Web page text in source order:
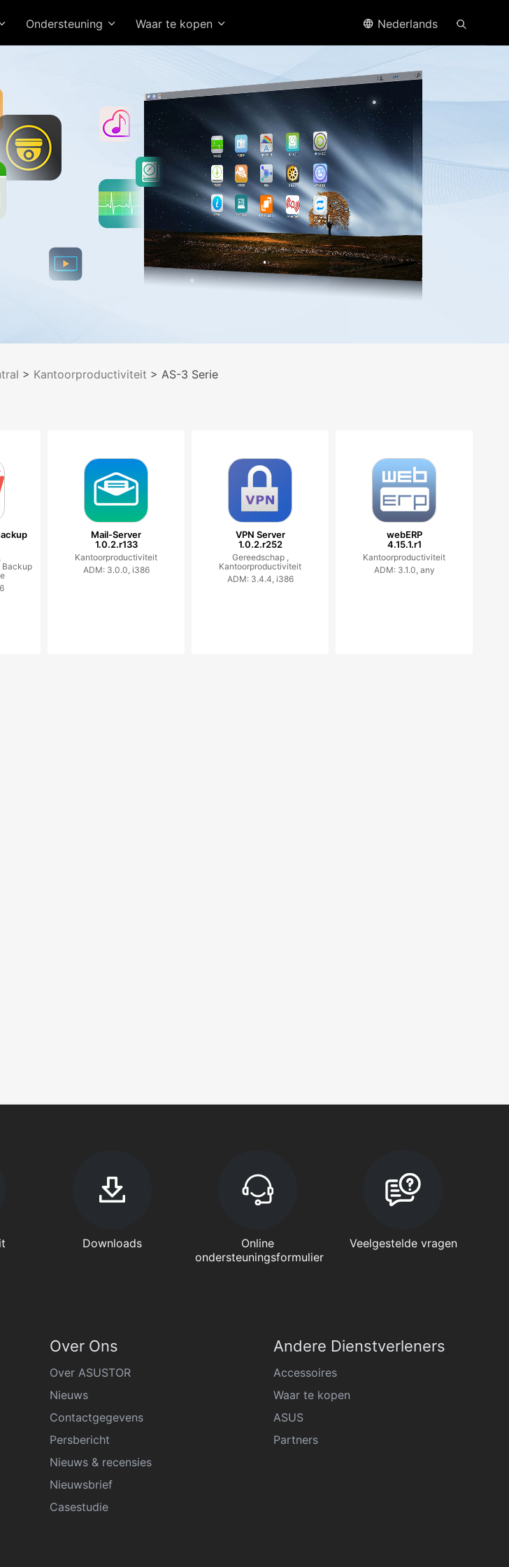
Ondersteuning Waar te kopen Nederlands
> Kantoorproductiviteit > AS-3 Serie
Backup
Mail-Server
1.0.2.r133
Kantoorproductiviteit
ADM: 3.0.0, i386
VPN Server
1.0.2.r252
Gereedschap ,
Kantoorproductiviteit
ADM: 3.4.4, i386
webERP
4.15.1.r1
Kantoorproductiviteit
ADM: 3.1.0, any
Downloads
Online
ondersteuningsformulier
Veelgestelde vragen
Over Ons
Over ASUSTOR
Nieuws
Contactgegevens
Persbericht
Nieuws & recensies
Nieuwsbrief
Casestudie
Andere Dienstverleners
Accessoires
Waar te kopen
ASUS
Partners